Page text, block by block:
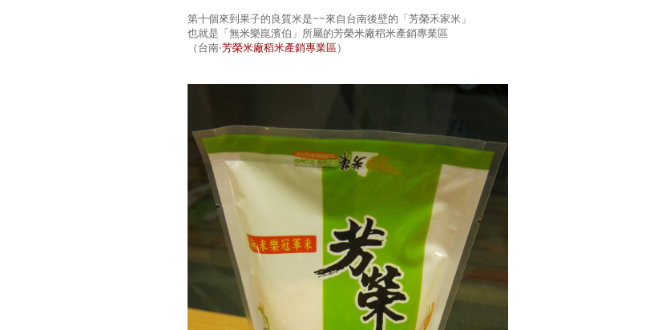
第十個來到果子的良質米是~~來自台南後壁的「芳榮禾家米」
也就是「無米樂崑濱伯」所屬的芳榮米廠稻米產銷專業區
（台南‧芳榮米廠稻米產銷專業區）